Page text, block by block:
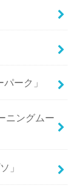
ーク」
ニングムー
」